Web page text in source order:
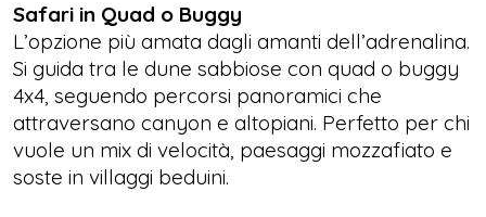
Safari in Quad o Buggy
L’opzione più amata dagli amanti dell’adrenalina.
Si guida tra le dune sabbiose con quad o buggy
4x4, seguendo percorsi panoramici che
attraversano canyon e altopiani. Perfetto per chi
vuole un mix di velocità, paesaggi mozzafiato e
soste in villaggi beduini.